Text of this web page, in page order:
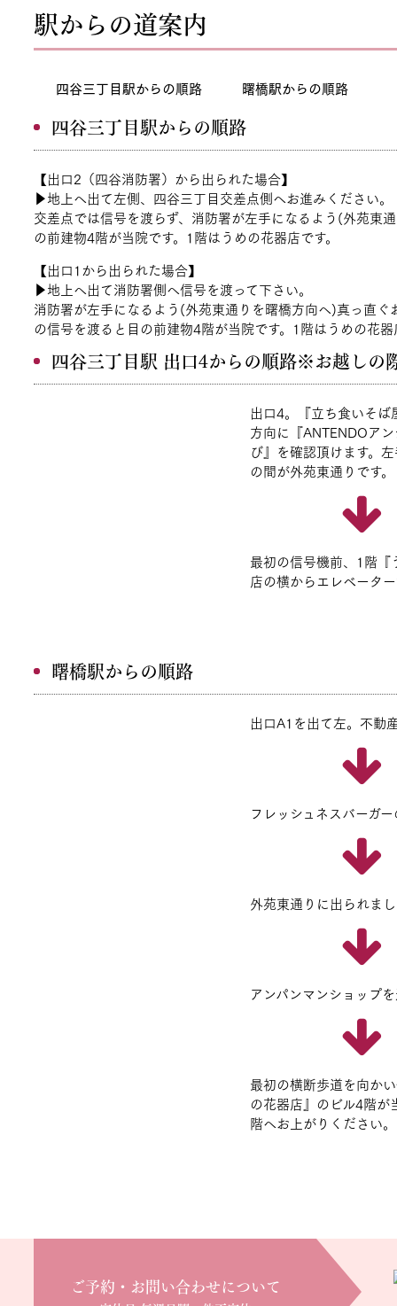
駅からの道案内
四谷三丁目駅からの順路 曙橋駅からの順路
四谷三丁目駅からの順路
【出口2（四谷消防署）から出られた場合】
▶地上へ出て左側、四谷三丁目交差点側へお進みください。
交差点では信号を渡らず、消防署が左手になるよう(外苑東
の前建物4階が当院です。1階はうめの花器店です。
【出口1から出られた場合】
▶地上へ出て消防署側へ信号を渡って下さい。
消防署が左手になるよう(外苑東通りを曙橋方向へ)真っ直
の信号を渡ると目の前建物4階が当院です。1階はうめの花器
四谷三丁目駅 出口4からの順路※お越しの
出口4。『立ち食いそ
方向に『ANTENDOア
び』を確認頂けます。
の間が外苑東通りです。
最初の信号機前、1階
店の横からエレベータ
曙橋駅からの順路
出口A1を出て左。不動
フレッシュネスバーガ
外苑東通りに出られま
アンパンマンショップ
最初の横断歩道を向か
の花器店』のビル4階
階へお上がりください。
ご予約・お問い合わせについて